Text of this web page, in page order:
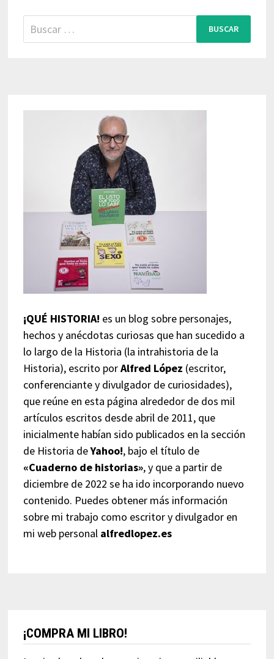
Buscar:
¡QUÉ HISTORIA! es un blog sobre personajes,
hechos y anécdotas curiosas que han sucedido a
lo largo de la Historia (la intrahistoria de la
Historia), escrito porAlfred López (escritor,
conferenciante y divulgador de curiosidades),
que reúne en esta página alrededor de dos mil
artículos escritos desde abril de 2011, que
inicialmente habían sido publicados en la sección
de Historia deYahoo!, bajo el título de
«Cuaderno de historias», y que a partir de
diciembre de 2022 se ha ido incorporando nuevo
contenido. Puedes obtener más información
sobre mi trabajo como escritor y divulgador en
mi web personal alfredlopez.es
¡COMPRA MI LIBRO!